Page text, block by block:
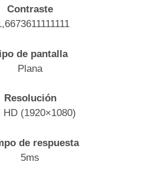
Contraste
de pantalla
Plana
Resolución
HD (1920×1080)
de respuesta
5ms